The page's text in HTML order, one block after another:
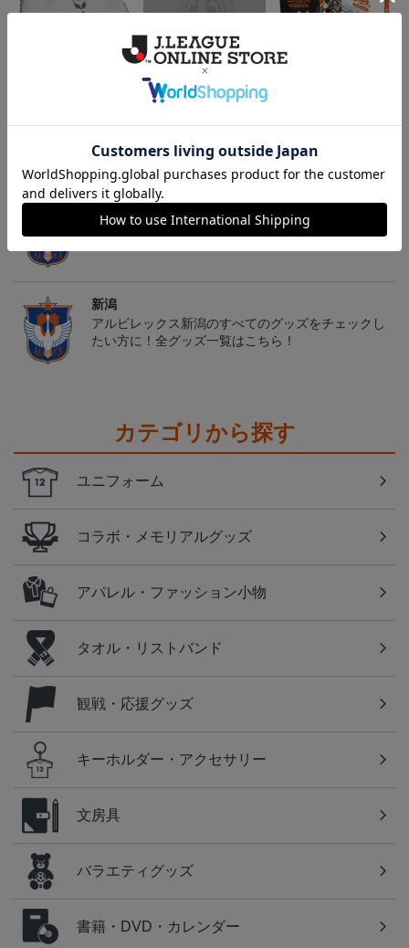
30周年記念アルビくんぬ
テルニイガタ ―受け継が
トピックス
新潟
タオル・リストバンドを豊富にラインナップ！
新潟
アルビレックス新潟のすべてのグッズをチェックし
たい方に！全グッズ一覧はこちら！
カテゴリから探す
ユニフォーム
コラボ・メモリアルグッズ
アパレル・ファッション小物
タオル・リストバンド
観戦・応援グッズ
キーホルダー・アクセサリー
文房具
バラエティグッズ
書籍・DVD・カレンダー